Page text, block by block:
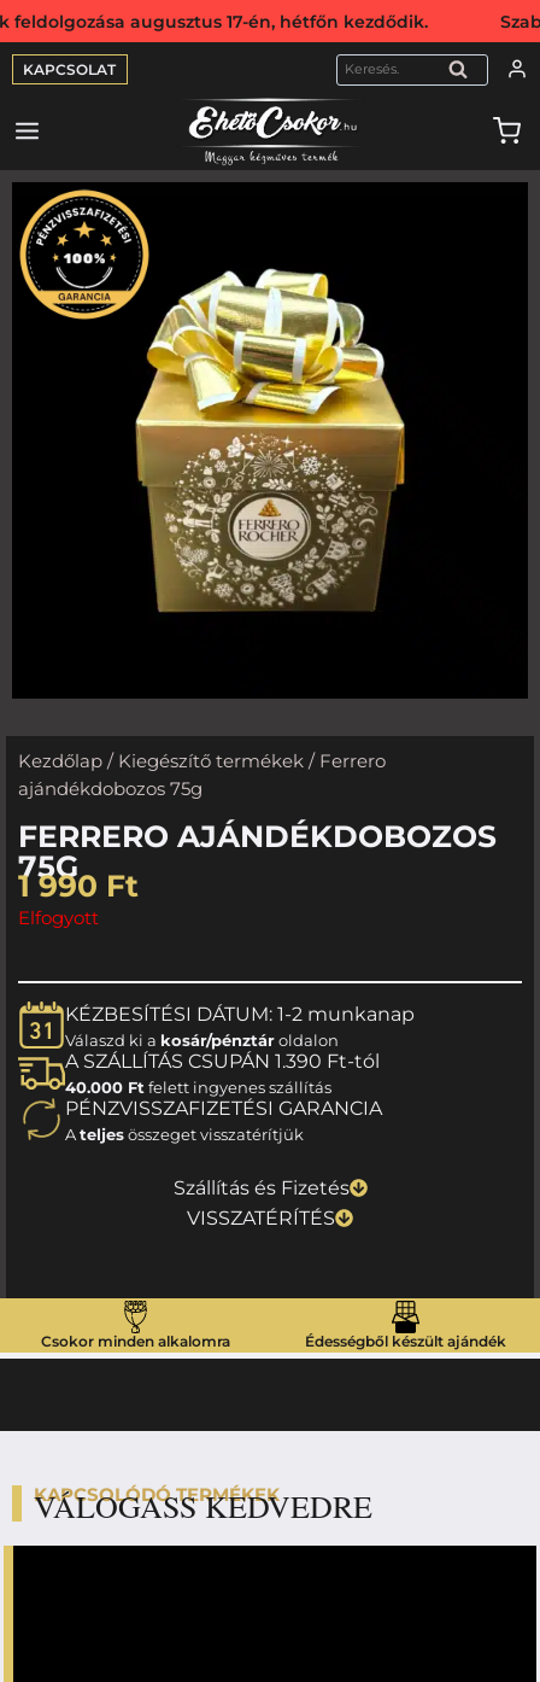
augusztus 17-én, hétfőn kezdődik.
KAPCSOLAT KERESÉS
Kezdőlap / Kiegészítő termékek / Ferrero
ajándékdobozos 75g
FERRERO AJÁNDÉKDOBOZOS
75G
1 990 Ft
Elfogyott
KÉZBESÍTÉSI DÁTUM: 1-2 munkanap
Válaszd ki a kosár/pénztároldalon
A SZÁLLÍTÁS CSUPÁN 1.390 Ft-tól
40.000 Ft felett ingyenes szállítás
PÉNZVISSZAFIZETÉSI GARANCIA
Ateljesösszeget visszatérítjük
Szállítás és Fizetés
VISSZATÉRÍTÉS
Csokor minden alkalomra Édességből készült ajándék
KAPCSOLÓDÓ TERMÉKEK
VÁLOGASS KEDVEDRE